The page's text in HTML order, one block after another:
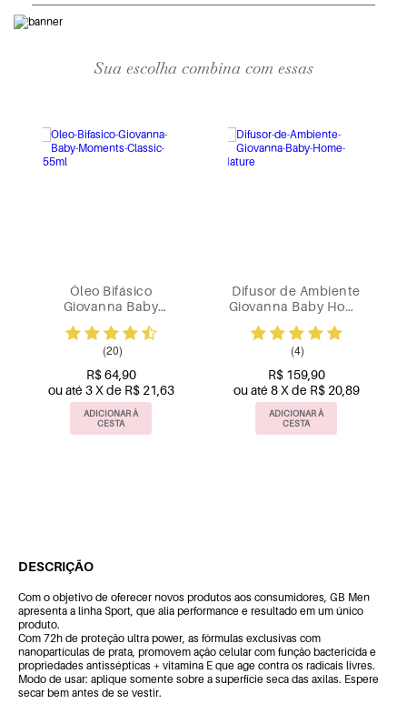
Sua escolha combina com essas
20,89
40%
Sabonete Giovanna
Baby Essentials 120g
ou até 2 X de R$ 11,97
Loção
Corporal
200ml
ou até 3 X de R$
DESCRIÇÃO
Com o objetivo de oferecer novos produtos aos consumidores, GB Men
apresenta a linha Sport, que alia performance e resultado em um único
produto.
Com 72h de proteção ultra power, as fórmulas exclusivas com
nanopartículas de prata, promovem ação celular com função bactericida e
propriedades antissépticas + vitamina E que age contra os radicais livres.
Modo de usar: aplique somente sobre a superfície seca das axilas. Espere
secar bem antes de se vestir.